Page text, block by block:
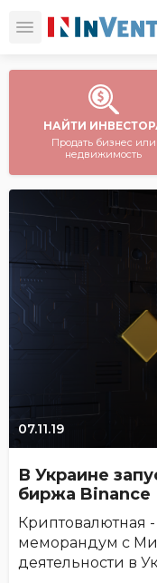
НАЙТИ
Продать бизнес или
недвижимость
07.11.19
В Украине
биржа Binance
Криптовалютная
меморандум с
деятельности в